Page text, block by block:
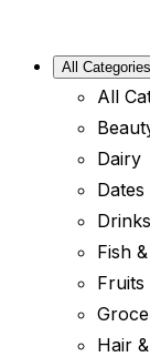
All Categories
All
Dairy
Dates
Drinks
Fish
Fruits
Hair